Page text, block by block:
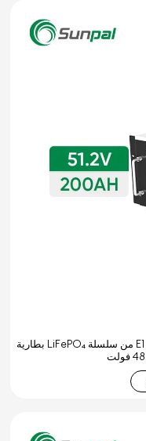
بطارية LiFePO₄ من سلسلة E1 من Sunpal E1 بقدرة 10 كيلو وات في الساعة